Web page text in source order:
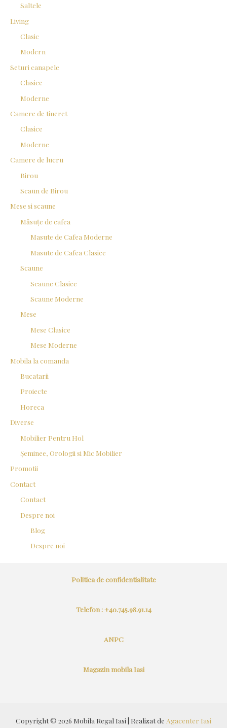
Saltele
Living
Clasic
Modern
Seturi canapele
Clasice
Moderne
Camere de tineret
Clasice
Moderne
Camere de lucru
Birou
Scaun de Birou
Mese si scaune
Măsuțe de cafea
Masute de Cafea Moderne
Masute de Cafea Clasice
Scaune
Scaune Clasice
Scaune Moderne
Mese
Mese Clasice
Mese Moderne
Mobila la comanda
Bucatarii
Proiecte
Horeca
Diverse
Mobilier Pentru Hol
Șeminee, Orologii si Mic Mobilier
Promotii
Contact
Contact
Despre noi
Blog
Despre noi
Politica de confidentialitate
Telefon : +40.745.98.91.14
ANPC
Magazin mobila Iasi
Copyright © 2026 Mobila Regal Iasi | Realizat de Agacenter Iasi